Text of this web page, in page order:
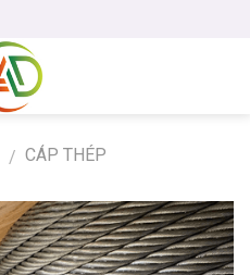
/ CÁP THÉP